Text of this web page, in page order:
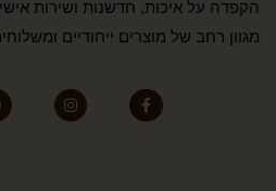
הקפדה על איכות, חדשנות ושירות
מגוון רחב של מוצרים ייחודיים